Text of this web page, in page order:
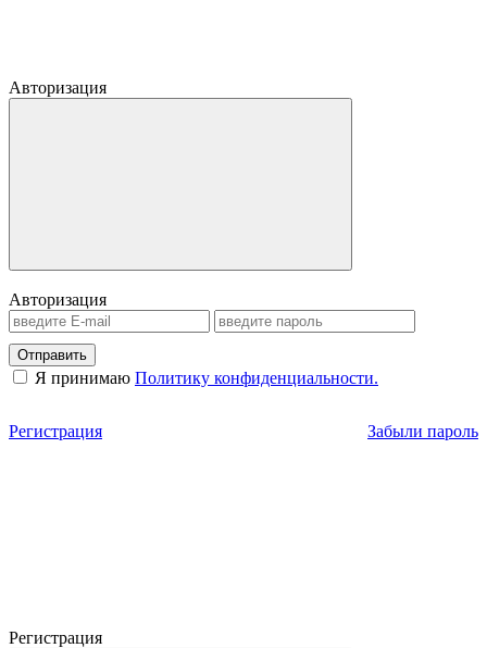
Авторизация
Авторизация
Отправить
Я принимаю Политику конфиденциальности.
Регистрация Забыли пароль
Регистрация